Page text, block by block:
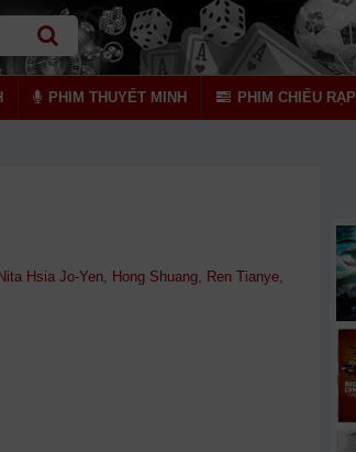
PHIM THUYẾT MINH PHIM CHIẾU RẠP
Nita Hsia Jo-Yen, Hong Shuang, Ren Tianye,